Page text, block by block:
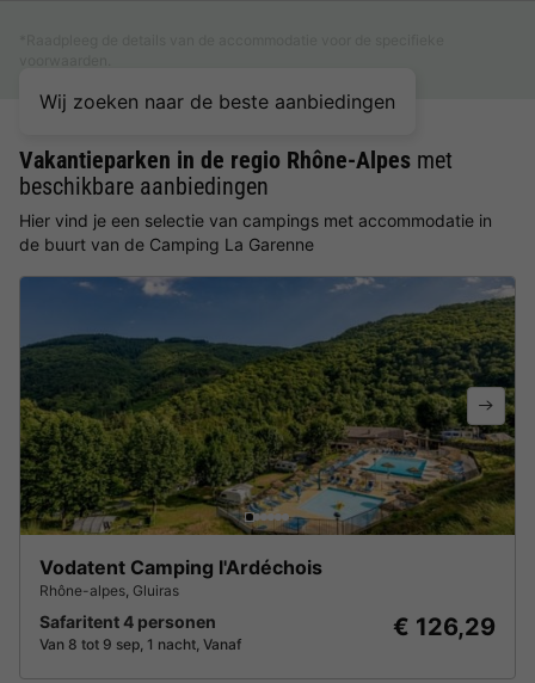
Wij zoeken naar de beste aanbiedingen
Vakantieparken in de regio Rhône-Alpes met
beschikbare aanbiedingen
Hier vind je een selectie van campings met accommodatie in
de buurt van de Camping La Garenne
Vodatent Camping l'Ardéchois
Rhône-alpes Gluiras
Safaritent 4 personen
Van 8 tot 9 sep, 1 nacht, Vanaf
€ 126,29